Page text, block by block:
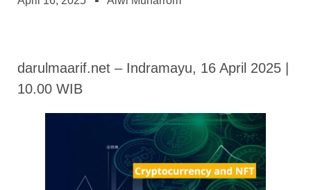
darulmaarif.net – Indramayu, 16 April 2025 |
10.00 WIB